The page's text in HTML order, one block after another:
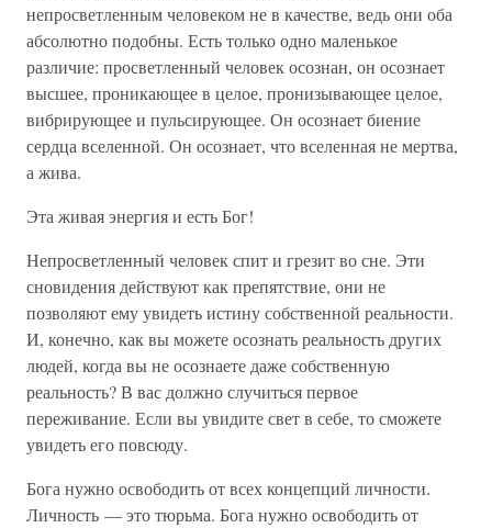
непросветленным человеком не в качестве, ведь они оба
абсолютно подобны. Есть только одно маленькое
различие: просветленный человек осознан, он осознает
высшее, проникающее в целое, пронизывающее целое,
вибрирующее и пульсирующее. Он осознает биение
сердца вселенной. Он осознает, что вселенная не мертва,
а жива.
Эта живая энергия и есть Бог!
Непросветленный человек спит и грезит во сне. Эти
сновидения действуют как препятствие, они не
позволяют ему увидеть истину собственной реальности.
И, конечно, как вы можете осознать реальность других
людей, когда вы не осознаете даже собственную
реальность? В вас должно случиться первое
переживание. Если вы увидите свет в себе, то сможете
увидеть его повсюду.
Бога нужно освободить от всех концепций личности.
Личность — это тюрьма. Бога нужно освободить от